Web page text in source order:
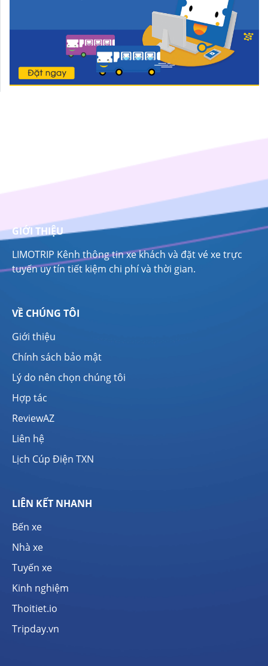
GIỚI THIỆU
LIMOTRIP Kênh thông tin xe khách và đặt vé xe trực
tuyến uy tín tiết kiệm chi phí và thời gian.
VỀ CHÚNG TÔI
Giới thiệu
Chính sách bảo mật
Lý do nên chọn chúng tôi
Hợp tác
ReviewAZ
Liên hệ
Lịch Cúp Điện TXN
LIÊN KẾT NHANH
Bến xe
Nhà xe
Tuyến xe
Kinh nghiệm
Thoitiet.io
Tripday.vn